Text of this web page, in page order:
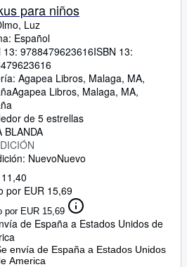
para niños
Luz
Español
13: 9788479623616ISBN 13:
Agapea Libros, Malaga, MA,
Agapea Libros, Malaga, MA,
de 5 estrellas
BLANDA
NuevoNuevo
por EUR 15,69
por EUR 15,69
de España a Estados Unidos de
envía de España a Estados Unidos
America